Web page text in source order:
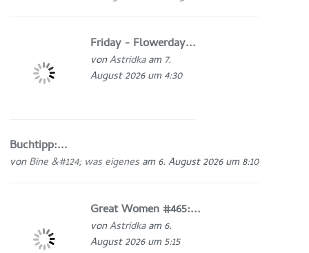
Friday - Flowerday...
vonAstridkaam 7.
August 2026 um 4:30
Buchtipp:...
vonBine &#124; was eigenesam 6. August 2026 um 8:10
Great Women #465:...
vonAstridkaam 6.
August 2026 um 5:15